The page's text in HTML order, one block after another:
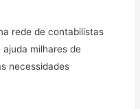
rede de contabilistas
ajuda milhares de
necessidades